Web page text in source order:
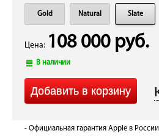
Gold Natural Slate
Цена: 108 000 руб.
В наличии
- Официальная гарантия Apple в России